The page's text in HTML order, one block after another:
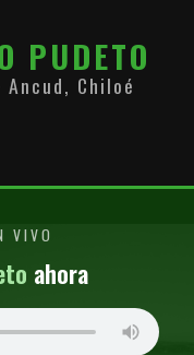
PUDETO
Ancud, Chiloé
VIVO
ahora